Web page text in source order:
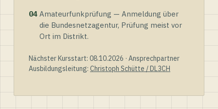
04 Amateurfunkprüfung — Anmeldung über
die Bundesnetzagentur, Prüfung meist vor
Ort im Distrikt.
Nächster Kursstart: 08.10.2026 · Ansprechpartner
Ausbildungsleitung: Christoph Schütte / DL3CH